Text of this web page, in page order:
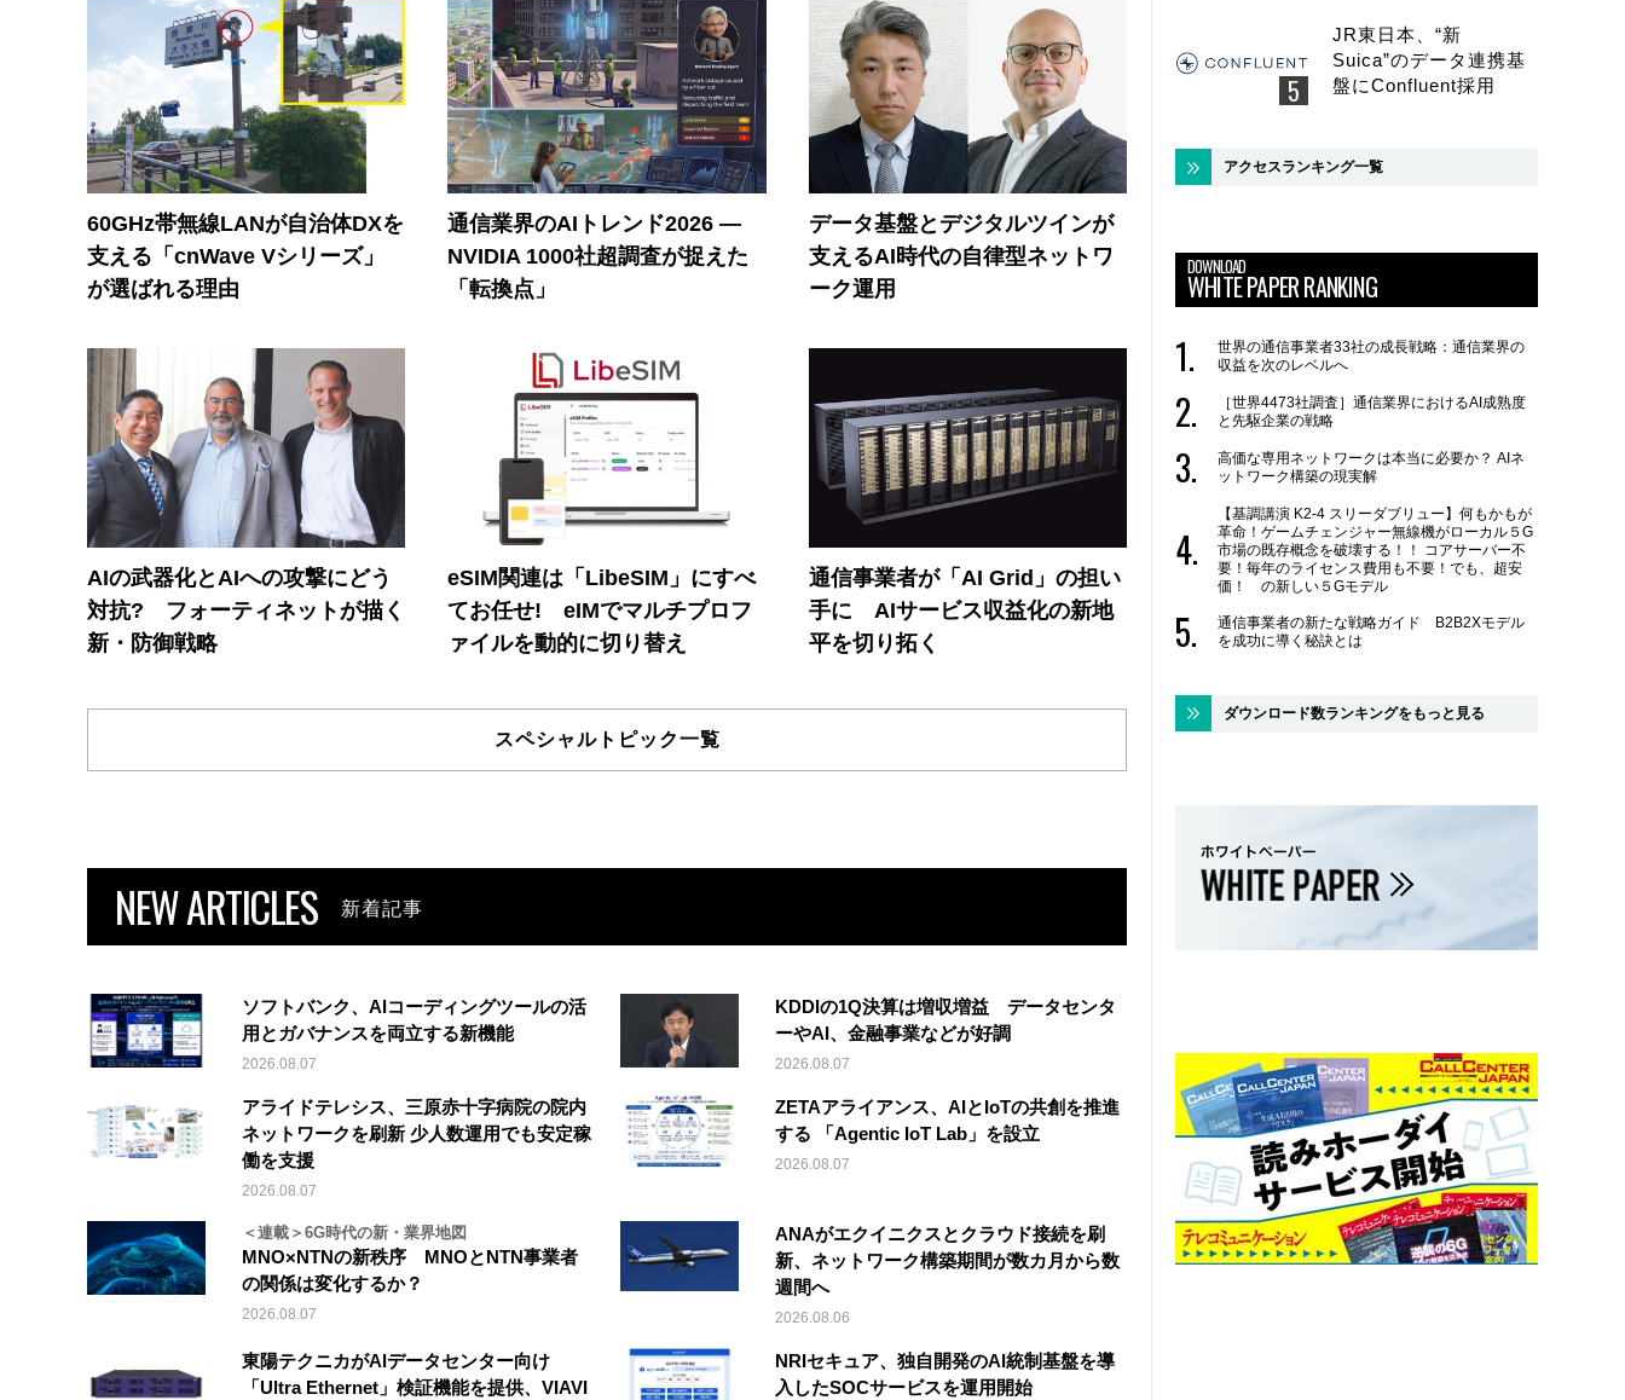
60GHz帯無線LANが自治体DXを
支える「cnWave Vシリーズ」
が選ばれる理由
通信業界のAIトレンド2026 ―
NVIDIA 1000社超調査が捉えた
「転換点」
データ基盤とデジタルツインが
支えるAI時代の自律型ネットワ
ーク運用
AIの武器化とAIへの攻撃にどう
対抗? フォーティネットが描く
新・防御戦略
eSIM関連は「LibeSIM」にすべ
てお任せ! eIMでマルチプロフ
ァイルを動的に切り替え
通信事業者が「AI Grid」の担い
手に AIサービス収益化の新地
平を切り拓く
スペシャルトピック一覧
NEW ARTICLES 新着記事
ソフトバンク、AIコーディングツールの活
用とガバナンスを両立する新機能
2026.08.07
KDDIの1Q決算は増収増益 データセンタ
ーやAI、金融事業などが好調
2026.08.07
アライドテレシス、三原赤十字病院の院内
ネットワークを刷新 少人数運用でも安定稼
働を支援
2026.08.07
ZETAアライアンス、AIとIoTの共創を推進
する 「Agentic IoT Lab」を設立
2026.08.07
＜連載＞6G時代の新・業界地図
MNO×NTNの新秩序 MNOとNTN事業者
の関係は変化するか？
2026.08.07
ANAがエクイニクスとクラウド接続を刷
新、ネットワーク構築期間が数カ月から数
週間へ
2026.08.06
東陽テクニカがAIデータセンター向け
「Ultra Ethernet」検証機能を提供、VIAVI
NRIセキュア、独自開発のAI統制基盤を導
入したSOCサービスを運用開始
JR東日本、“新
Suica”のデータ連携基
盤にConfluent採用
アクセスランキング一覧
DOWNLOAD
WHITE PAPER RANKING
世界の通信事業者33社の成長戦略：通信業界の
収益を次のレベルへ
［世界4473社調査］通信業界におけるAI成熟度
と先駆企業の戦略
高価な専用ネットワークは本当に必要か？ AIネ
ットワーク構築の現実解
【基調講演 K2-4 スリーダブリュー】何もかもが
革命！ゲームチェンジャー無線機がローカル５G
市場の既存概念を破壊する！！ コアサーバー不
要！毎年のライセンス費用も不要！でも、超安
価！ の新しい５Gモデル
通信事業者の新たな戦略ガイド B2B2Xモデル
を成功に導く秘訣とは
ダウンロード数ランキングをもっと見る